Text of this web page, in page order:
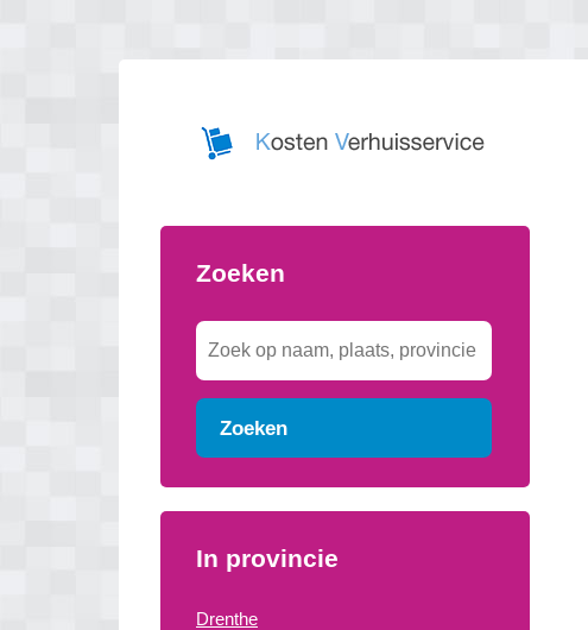
Zoeken
Zoeken
In provincie
Drenthe